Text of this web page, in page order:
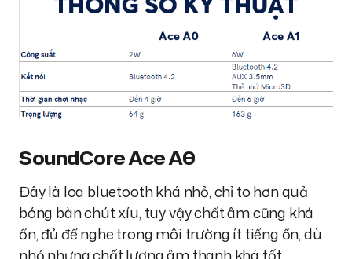
SoundCore Ace A0
Đây là loa bluetooth khá nhỏ, chỉ to hơn quả
bóng bàn chút xíu, tuy vậy chất âm cũng khá
ổn, đủ để nghe trong môi trường ít tiếng ồn, dù